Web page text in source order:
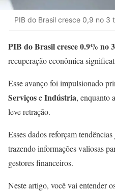
PIB do Brasil cresce 0,9 no 3
PIB do Brasil cresce 0.9% no
recuperação econômica
Esse avanço foi impulsionado
ServiçoseIndústria, enquanto a
leve retração.
Esses dados reforçam
trazendo informações valiosas
gestores financeiros.
Neste artigo, você vai entender